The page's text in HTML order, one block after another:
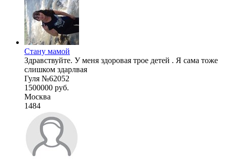
Стану мамой
Здравствуйте. У меня здоровая трое детей . Я сама тоже
слишком здарлвая
Гуля №62052
1500000 руб.
Москва
1484